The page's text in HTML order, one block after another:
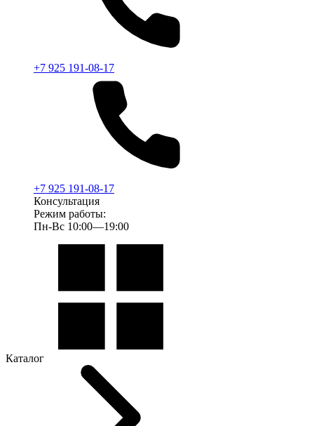
+7 925 191-08-17
+7 925 191-08-17
Консультация
Режим работы:
Пн-Вс 10:00—19:00
Каталог